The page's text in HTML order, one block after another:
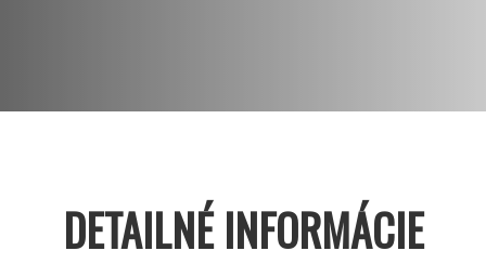
DETAILNÉ INFORMÁCIE